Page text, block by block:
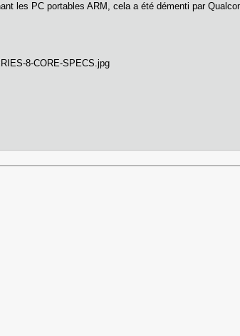
les PC portables ARM, cela a été démenti par